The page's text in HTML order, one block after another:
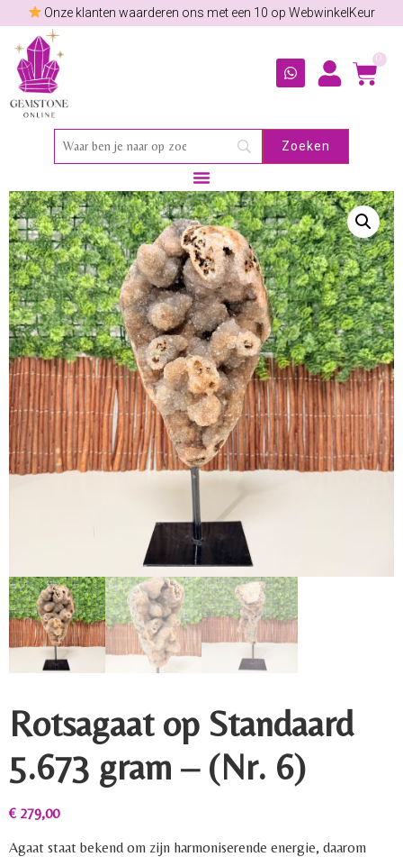
Onze klanten waarderen ons met een 10 op WebwinkelKeur
0
Rotsagaat op Standaard
5.673 gram – (Nr. 6)
€ 279,00
Agaat staat bekend om zijn harmoniserende energie, daarom